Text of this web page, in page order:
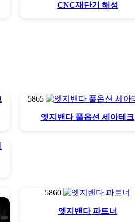
CNC재단기 해성
5865
엣지밴다 풀옵션 세아테크
5860
엣지밴다 파트너